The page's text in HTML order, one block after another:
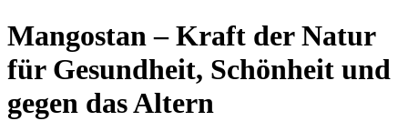
Mangostan – Kraft der Natur
für Gesundheit, Schönheit und
gegen das Altern